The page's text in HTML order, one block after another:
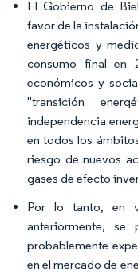
El Gobierno de
favor de la
energéticos y
consumo final en
económicos y
"transición
independencia
en todos los
riesgo de nuevos
gases de efecto
Por lo tanto, en
anteriormente,
probablemente
en el mercado de